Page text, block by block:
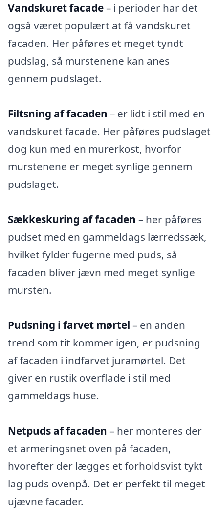
Vandskuret facade– i perioder har det
også været populært at få vandskuret
facaden. Her påføres et meget tyndt
pudslag, så murstenene kan anes
gennem pudslaget.
Filtsning af facaden – er lidt i stil med en
vandskuret facade. Her påføres pudslaget
dog kun med en murerkost, hvorfor
murstenene er meget synlige gennem
pudslaget.
Sækkeskuring af facaden – her påføres
pudset med en gammeldags lærredssæk,
hvilket fylder fugerne med puds, så
facaden bliver jævn med meget synlige
mursten.
Pudsning i farvet mørtel – en anden
trend som tit kommer igen, er pudsning
af facaden i indfarvet juramørtel. Det
giver en rustik overflade i stil med
gammeldags huse.
Netpuds af facaden – her monteres der
et armeringsnet oven på facaden,
hvorefter der lægges et forholdsvist tykt
lag puds ovenpå. Det er perfekt til meget
ujævne facader.